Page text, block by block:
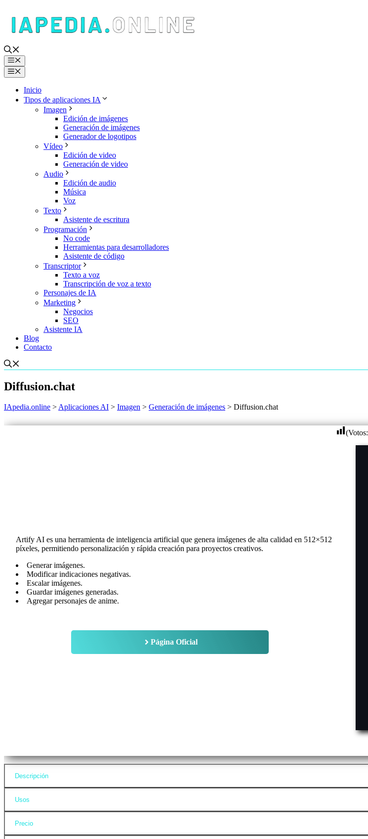
contenido
Menú
Menú
Inicio
Tipos de aplicaciones IA
Imagen
Edición de imágenes
Generación de imágenes
Generador de logotipos
Vídeo
Edición de video
Generación de video
Audio
Edición de audio
Música
Voz
Texto
Asistente de escritura
Programación
No code
Herramientas para desarrolladores
Asistente de código
Transcriptor
Texto a voz
Transcripción de voz a texto
Personajes de IA
Marketing
Negocios
SEO
Asistente IA
Blog
Contacto
Diffusion.chat
IApedia.online >Aplicaciones AI > Imagen > Generación de imágenes > Diffusion.chat
Artify AI es una herramienta de inteligencia artificial que genera imágenes de alta calidad en 512×512
píxeles, permitiendo personalización y rápida creación para proyectos creativos.
Generar imágenes.
Modificar indicaciones negativas.
Escalar imágenes.
Guardar imágenes generadas.
Agregar personajes de anime.
Página Oficial
(Votos:
Descripción
Usos
Precio